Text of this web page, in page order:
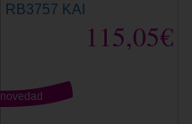
RB3757 KAI
115,05€
novedad